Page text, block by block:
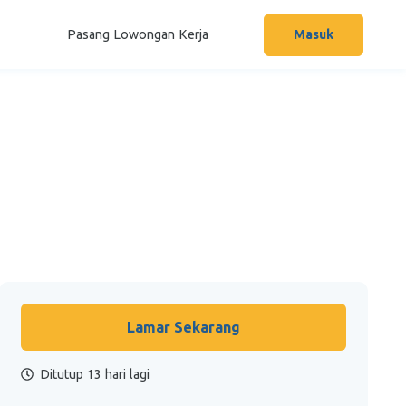
Pasang Lowongan Kerja Masuk
Lamar Sekarang
Ditutup 13 hari lagi